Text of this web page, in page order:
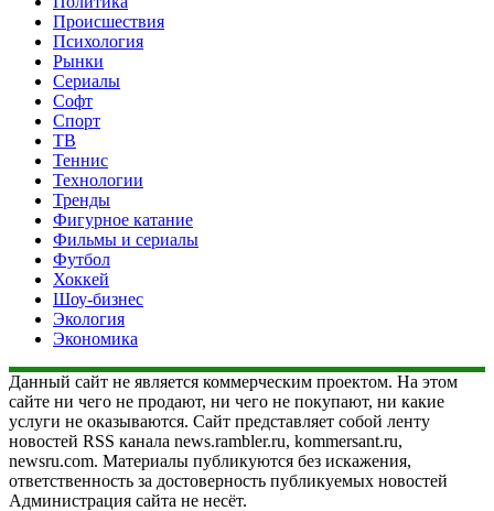
Происшествия
Психология
Рынки
Сериалы
Софт
Спорт
ТВ
Теннис
Технологии
Тренды
Фигурное катание
Фильмы и сериалы
Футбол
Хоккей
Шоу-бизнес
Экология
Экономика
Данный сайт не является коммерческим проектом. На этом
сайте ни чего не продают, ни чего не покупают, ни какие
услуги не оказываются. Сайт представляет собой ленту
новостей RSS канала news.rambler.ru, kommersant.ru,
newsru.com. Материалы публикуются без искажения,
ответственность за достоверность публикуемых новостей
Администрация сайта не несёт.